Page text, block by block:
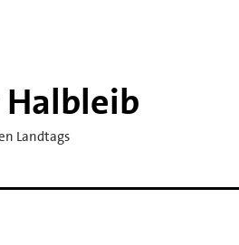
Landtags